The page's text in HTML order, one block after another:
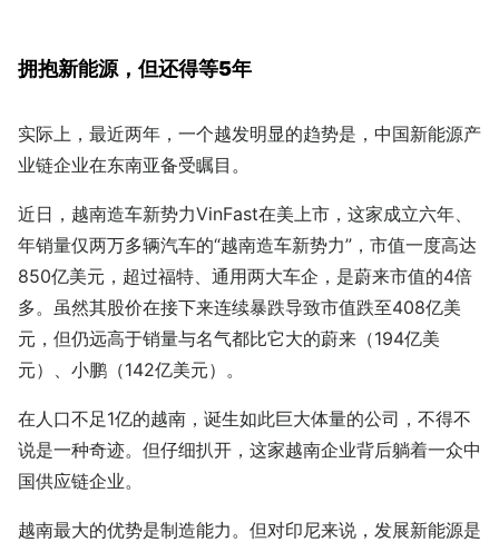
拥抱新能源，但还得等5年
实际上，最近两年，一个越发明显的趋势是，中国新能源产
业链企业在东南亚备受瞩目。
近日，越南造车新势力VinFast在美上市，这家成立六年、
年销量仅两万多辆汽车的“越南造车新势力”，市值一度高达
850亿美元，超过福特、通用两大车企，是蔚来市值的4倍
多。虽然其股价在接下来连续暴跌导致市值跌至408亿美
元，但仍远高于销量与名气都比它大的蔚来（194亿美
元）、小鹏（142亿美元）。
在人口不足1亿的越南，诞生如此巨大体量的公司，不得不
说是一种奇迹。但仔细扒开，这家越南企业背后躺着一众中
国供应链企业。
越南最大的优势是制造能力。但对印尼来说，发展新能源是